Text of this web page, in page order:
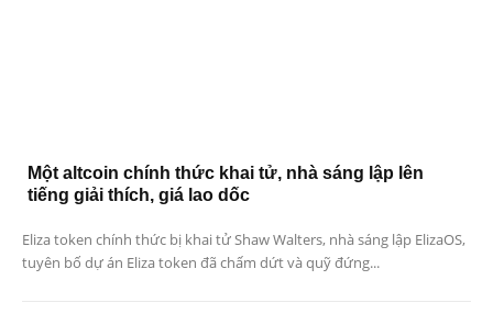
Một altcoin chính thức khai tử, nhà sáng lập lên
tiếng giải thích, giá lao dốc
Eliza token chính thức bị khai tử Shaw Walters, nhà sáng lập ElizaOS,
tuyên bố dự án Eliza token đã chấm dứt và quỹ đứng...